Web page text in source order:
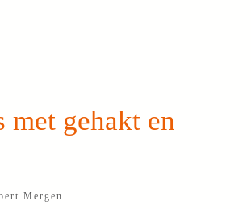
met gehakt en
Mergen